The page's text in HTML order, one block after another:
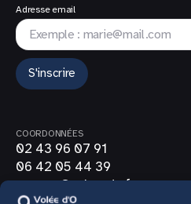
Adresse email
S'inscrire
COORDONNÉES
02 43 96 07 91
06 42 05 44 39
contact@volee-do.fr
SUIVEZ-NOUS